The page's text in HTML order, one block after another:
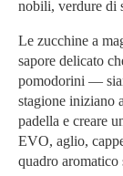
nobili, verdure di
Le zucchine a
sapore delicato
pomodorini —
stagione iniziano
padella e creare
EVO, aglio,
quadro aromatico